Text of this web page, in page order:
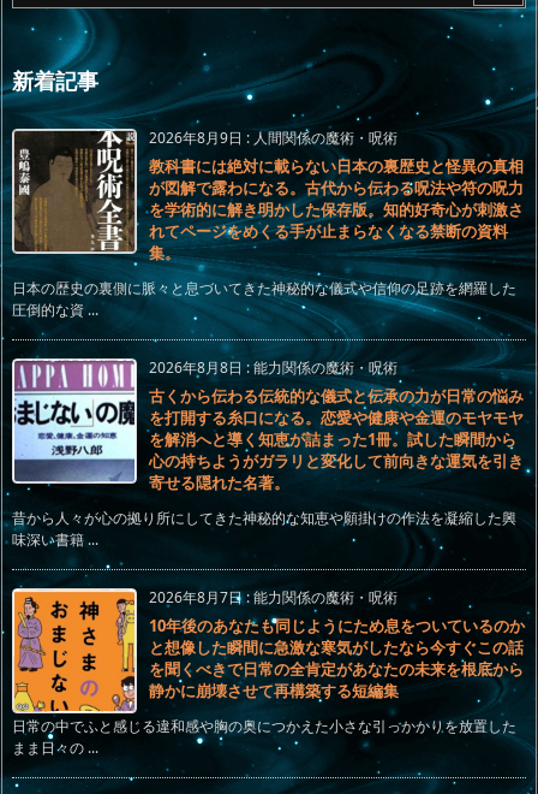
新着記事
2026年8月9日 :人間関係の魔術・呪術
教科書には絶対に載らない日本の裏歴史と怪異の真相
が図解で露わになる。古代から伝わる呪法や符の呪力
を学術的に解き明かした保存版。知的好奇心が刺激さ
れてページをめくる手が止まらなくなる禁断の資料
集。
日本の歴史の裏側に脈々と息づいてきた神秘的な儀式や信仰の足跡を網羅した
圧倒的な資 ...
2026年8月8日 :能力関係の魔術・呪術
古くから伝わる伝統的な儀式と伝承の力が日常の悩み
を打開する糸口になる。恋愛や健康や金運のモヤモヤ
を解消へと導く知恵が詰まった1冊。試した瞬間から
心の持ちようがガラリと変化して前向きな運気を引き
寄せる隠れた名著。
昔から人々が心の拠り所にしてきた神秘的な知恵や願掛けの作法を凝縮した興
味深い書籍 ...
2026年8月7日:能力関係の魔術・呪術
10年後のあなたも同じようにため息をついているのか
と想像した瞬間に急激な寒気がしたなら今すぐこの話
を聞くべきで日常の全肯定があなたの未来を根底から
静かに崩壊させて再構築する短編集
日常の中でふと感じる違和感や胸の奥につかえた小さな引っかかりを放置した
まま日々の ...